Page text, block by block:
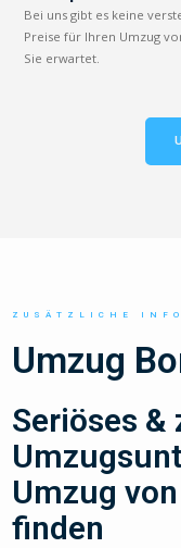
Bei uns gibt es keine
Preise für Ihren Umzug
Sie erwartet.
ZUSÄTZLICHE
Umzug
Seriöses &
Umzug
finden